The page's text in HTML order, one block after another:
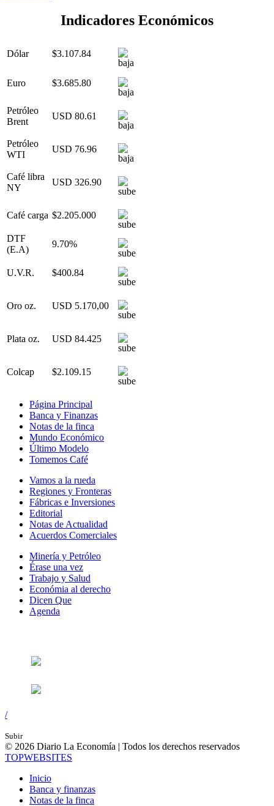
Indicadores Económicos
Dólar $3.107.84
Euro $3.685.80
Petróleo
Brent
USD 80.61
Petróleo
WTI
USD 76.96
Café libra
NY
USD 326.90
Café carga $2.205.000
DTF
(E.A)
9.70%
U.V.R. $400.84
Oro oz. USD 5.170,00
Plata oz. USD 84.425
Colcap $2.109.15
Página Principal
Banca y Finanzas
Notas de la finca
Mundo Económico
Último Modelo
Tomemos Café
Vamos a la rueda
Regiones y Fronteras
Fábricas e Inversiones
Editorial
Notas de Actualidad
Acuerdos Comerciales
Minería y Petróleo
Érase una vez
Trabajo y Salud
Económia al derecho
Dicen Que
Agenda
/
Subir
© 2026 Diario La Economía | Todos los derechos reservados
TOPWEBSITES
Inicio
Banca y finanzas
Notas de la finca